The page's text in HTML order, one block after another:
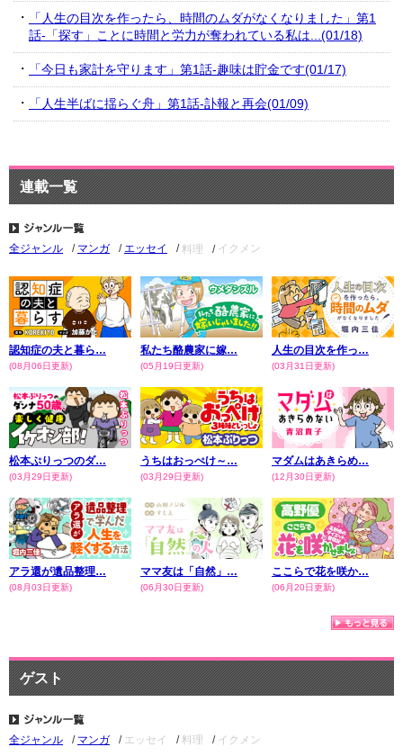
「人生の目次を作ったら、時間のムダがなくなりました」第1
話-「探す」ことに時間と労力が奪われている私は...(01/18)
「今日も家計を守ります」第1話-趣味は貯金です(01/17)
「人生半ばに揺らぐ舟」第1話-訃報と再会(01/09)
連載一覧
全ジャンル マンガ エッセイ 料理 イクメン
認知症の夫と暮ら…
(08月06日更新)
私たち酪農家に嫁…
(05月19日更新)
人生の目次を作っ…
(03月31日更新)
松本ぷりっつのダ…
(03月29日更新)
うちはおっぺけ～…
(03月29日更新)
マダムはあきらめ…
(12月30日更新)
アラ還が遺品整理…
(08月03日更新)
ママ友は「自然」…
(06月30日更新)
ここらで花を咲か…
(06月20日更新)
ゲスト
全ジャンル マンガ エッセイ 料理 イクメン